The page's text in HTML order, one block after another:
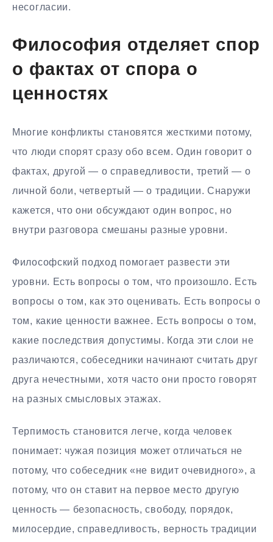
несогласии.
Философия отделяет спор
о фактах от спора о
ценностях
Многие конфликты становятся жесткими потому,
что люди спорят сразу обо всем. Один говорит о
фактах, другой — о справедливости, третий — о
личной боли, четвертый — о традиции. Снаружи
кажется, что они обсуждают один вопрос, но
внутри разговора смешаны разные уровни.
Философский подход помогает развести эти
уровни. Есть вопросы о том, что произошло. Есть
вопросы о том, как это оценивать. Есть вопросы о
том, какие ценности важнее. Есть вопросы о том,
какие последствия допустимы. Когда эти слои не
различаются, собеседники начинают считать друг
друга нечестными, хотя часто они просто говорят
на разных смысловых этажах.
Терпимость становится легче, когда человек
понимает: чужая позиция может отличаться не
потому, что собеседник «не видит очевидного», а
потому, что он ставит на первое место другую
ценность — безопасность, свободу, порядок,
милосердие, справедливость, верность традиции